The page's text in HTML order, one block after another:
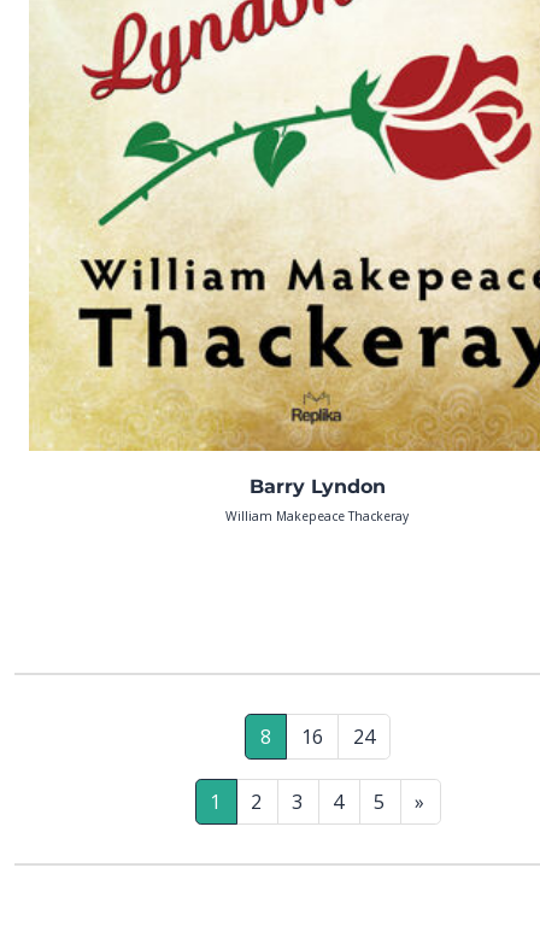
Barry Lyndon
William Makepeace Thackeray
8 16 24
1 2 3 4 5 »